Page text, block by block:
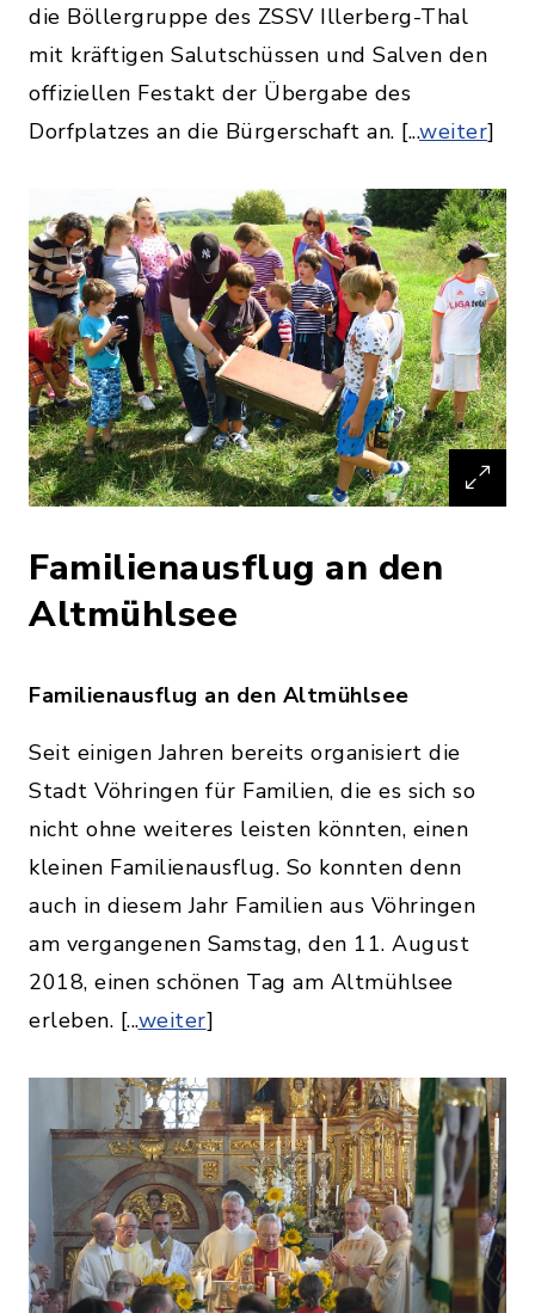
die Böllergruppe des ZSSV Illerberg-Thal
mit kräftigen Salutschüssen und Salven den
offiziellen Festakt der Übergabe des
Dorfplatzes an die Bürgerschaft an. [...weiter]
Familienausflug an den
Altmühlsee
Familienausflug an den Altmühlsee
Seit einigen Jahren bereits organisiert die
Stadt Vöhringen für Familien, die es sich so
nicht ohne weiteres leisten könnten, einen
kleinen Familienausflug. So konnten denn
auch in diesem Jahr Familien aus Vöhringen
am vergangenen Samstag, den 11. August
2018, einen schönen Tag am Altmühlsee
erleben. [...weiter]